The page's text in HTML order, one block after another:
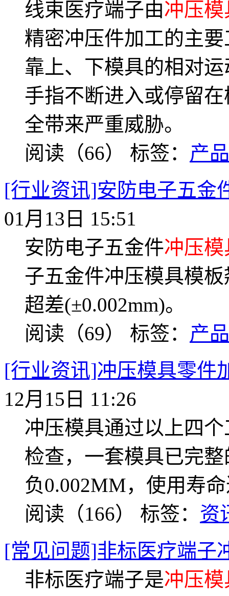
线束医疗端子由冲压
精密冲压件加工的主
靠上、下模具的相对
手指不断进入或停留
全带来严重威胁。
阅读（66） 标签： 产品
[行业资讯]安防电子五金
01月13日 15:51
安防电子五金件冲压
子五金件冲压模具模
超差(±0.002mm)。
阅读（69） 标签： 产品
[行业资讯]冲压模具零件
12月15日 11:26
冲压模具通过以上四
检查，一套模具已完
负0.002MM，使用寿
阅读（166） 标签： 资
[常见问题]非标医疗端子
非标医疗端子是冲压